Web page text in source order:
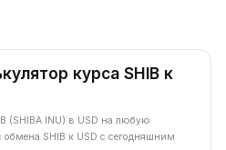
курса SHIB к
(SHIBA INU) в USD на любую
SHIB к USD с сегодняшним